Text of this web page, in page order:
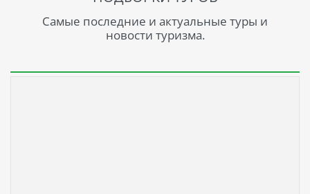
Самые последние и актуальные туры и
новости туризма.